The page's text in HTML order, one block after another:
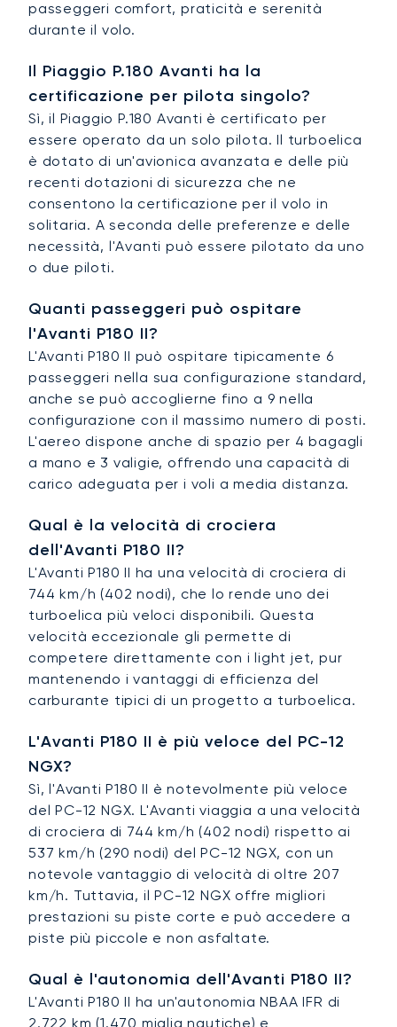
passeggeri comfort, praticità e serenità
durante il volo.
Il Piaggio P.180 Avanti ha la
certificazione per pilota singolo?
Sì, il Piaggio P.180 Avanti è certificato per
essere operato da un solo pilota. Il turboelica
è dotato di un'avionica avanzata e delle più
recenti dotazioni di sicurezza che ne
consentono la certificazione per il volo in
solitaria. A seconda delle preferenze e delle
necessità, l'Avanti può essere pilotato da uno
o due piloti.
Quanti passeggeri può ospitare
l'Avanti P180 II?
L'Avanti P180 II può ospitare tipicamente 6
passeggeri nella sua configurazione standard,
anche se può accoglierne fino a 9 nella
configurazione con il massimo numero di posti.
L'aereo dispone anche di spazio per 4 bagagli
a mano e 3 valigie, offrendo una capacità di
carico adeguata per i voli a media distanza.
Qual è la velocità di crociera
dell'Avanti P180 II?
L'Avanti P180 II ha una velocità di crociera di
744 km/h (402 nodi), che lo rende uno dei
turboelica più veloci disponibili. Questa
velocità eccezionale gli permette di
competere direttamente con i light jet, pur
mantenendo i vantaggi di efficienza del
carburante tipici di un progetto a turboelica.
L'Avanti P180 II è più veloce del PC-12
NGX?
Sì, l'Avanti P180 II è notevolmente più veloce
del PC-12 NGX. L'Avanti viaggia a una velocità
di crociera di 744 km/h (402 nodi) rispetto ai
537 km/h (290 nodi) del PC-12 NGX, con un
notevole vantaggio di velocità di oltre 207
km/h. Tuttavia, il PC-12 NGX offre migliori
prestazioni su piste corte e può accedere a
piste più piccole e non asfaltate.
Qual è l'autonomia dell'Avanti P180 II?
L'Avanti P180 II ha un'autonomia NBAA IFR di
2.722 km (1.470 miglia nautiche) e